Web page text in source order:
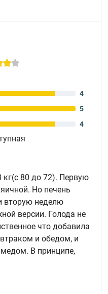
4
5
4
кг(с 80 до 72). Первую
Но печень
вторую неделю
версии. Голода не
что добавила
и обедом, и
В принципе,